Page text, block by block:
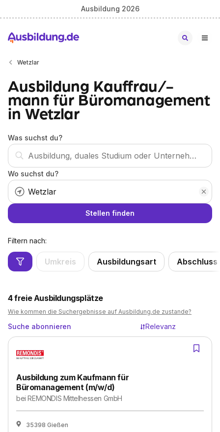
Ausbildung 2026
Wetzlar
Ausbildung Kauffrau/-
mann für Büromanagement
in Wetzlar
Was suchst du?
Wo suchst du?
Stellen finden
Filtern nach:
Umkreis Ausbildungsart Abschluss
4freie Ausbildungsplätze
Wie kommen die Suchergebnisse auf Ausbildung.de zustande?
Suche abonnieren Relevanz
Ausbildung zum Kaufmann für
Büromanagement (m/w/d)
beiREMONDIS Mittelhessen GmbH
35398 Gießen